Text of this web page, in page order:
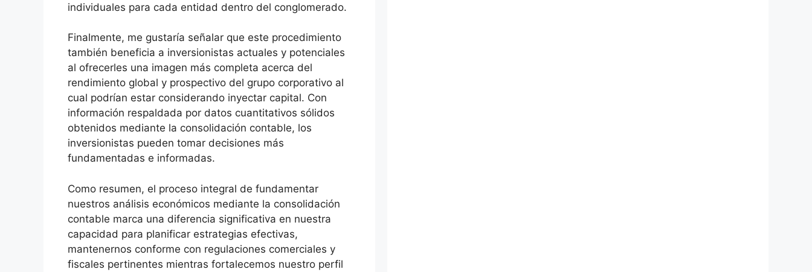
individuales para cada entidad dentro del conglomerado.
Finalmente, me gustaría señalar que este procedimiento
también beneficia a inversionistas actuales y potenciales
al ofrecerles una imagen más completa acerca del
rendimiento global y prospectivo del grupo corporativo al
cual podrían estar considerando inyectar capital. Con
información respaldada por datos cuantitativos sólidos
obtenidos mediante la consolidación contable, los
inversionistas pueden tomar decisiones más
fundamentadas e informadas.
Como resumen, el proceso integral de fundamentar
nuestros análisis económicos mediante la consolidación
contable marca una diferencia significativa en nuestra
capacidad para planificar estrategias efectivas,
mantenernos conforme con regulaciones comerciales y
fiscales pertinentes mientras fortalecemos nuestro perfil